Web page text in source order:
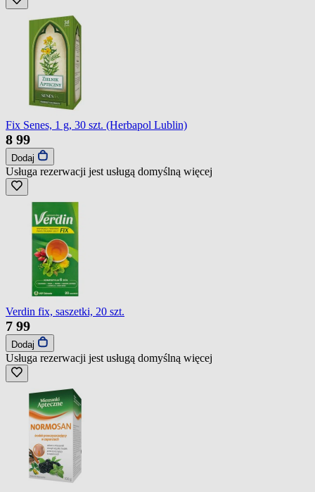
Fix Senes, 1 g, 30 szt. (Herbapol Lublin)
8 99
Dodaj
Usługa rezerwacji jest usługą domyślną więcej
Verdin fix, saszetki, 20 szt.
7 99
Dodaj
Usługa rezerwacji jest usługą domyślną więcej